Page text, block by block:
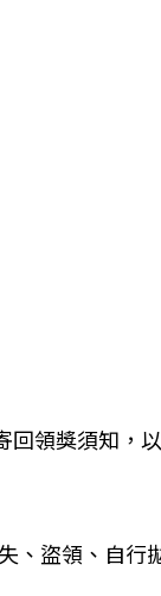
領獎須知，
、盜領、自行